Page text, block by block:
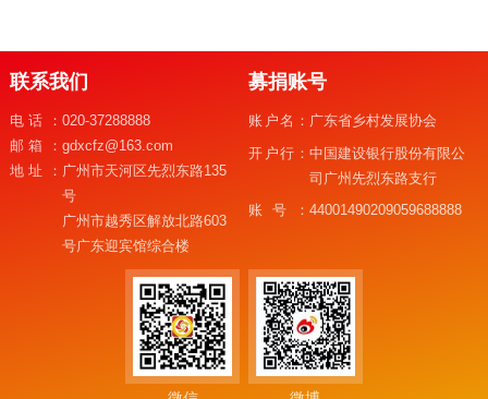
联系我们
电话： 020-37288888
邮箱： gdxcfz@163.com
地址： 广州市天河区先烈东路135
号
广州市越秀区解放北路603
号广东迎宾馆综合楼
募捐账号
账户名： 广东省乡村发展协会
开户行：中国建设银行股份有限公
司广州先烈东路支行
账号：44001490209059688888